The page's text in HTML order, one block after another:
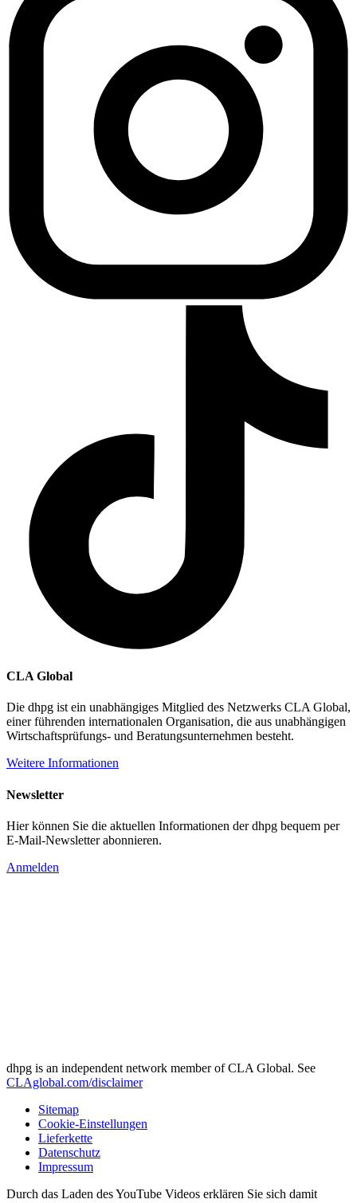
CLA Global
Die dhpg ist ein unabhängiges Mitglied des Netzwerks CLA Global,
einer führenden internationalen Organisation, die aus unabhängigen
Wirtschaftsprüfungs- und Beratungsunternehmen besteht.
Weitere Informationen
Newsletter
Hier können Sie die aktuellen Informationen der dhpg bequem per
E-Mail-Newsletter abonnieren.
Anmelden
dhpg is an independent network member of CLA Global. See
CLAglobal.com/disclaimer
Sitemap
Cookie-Einstellungen
Lieferkette
Datenschutz
Impressum
Durch das Laden des YouTube Videos erklären Sie sich damit